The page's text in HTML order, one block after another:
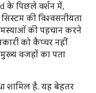
के पिछले वर्शन में,
की विश्वसनीयता
की पहचान करने
को कैप्चर नहीं
वजहों का पता
शामिल है. यह बेहतर